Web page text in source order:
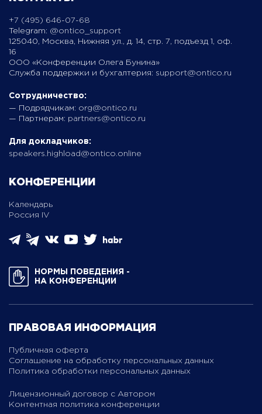
+7 (495) 646-07-68
Telegram: @ontico_support
125040, Москва, Нижняя ул., д. 14, стр. 7, подъезд 1, оф.
16
ООО «Конференции Олега Бунина»
Служба поддержки и бухгалтерия: support@ontico.ru
Сотрудничество:
— Подрядчикам: org@ontico.ru
— Партнерам: partners@ontico.ru
Для докладчиков:
speakers.highload@ontico.online
КОНФЕРЕНЦИИ
Календарь
Россия IV
НОРМЫ ПОВЕДЕНИЯ ­
НА КОНФЕРЕНЦИИ
ПРАВОВАЯ ИНФОРМАЦИЯ
Публичная оферта
Соглашение на обработку персональных данных
Политика обработки персональных данных
Лицензионный договор с Автором
Контентная политика конференции